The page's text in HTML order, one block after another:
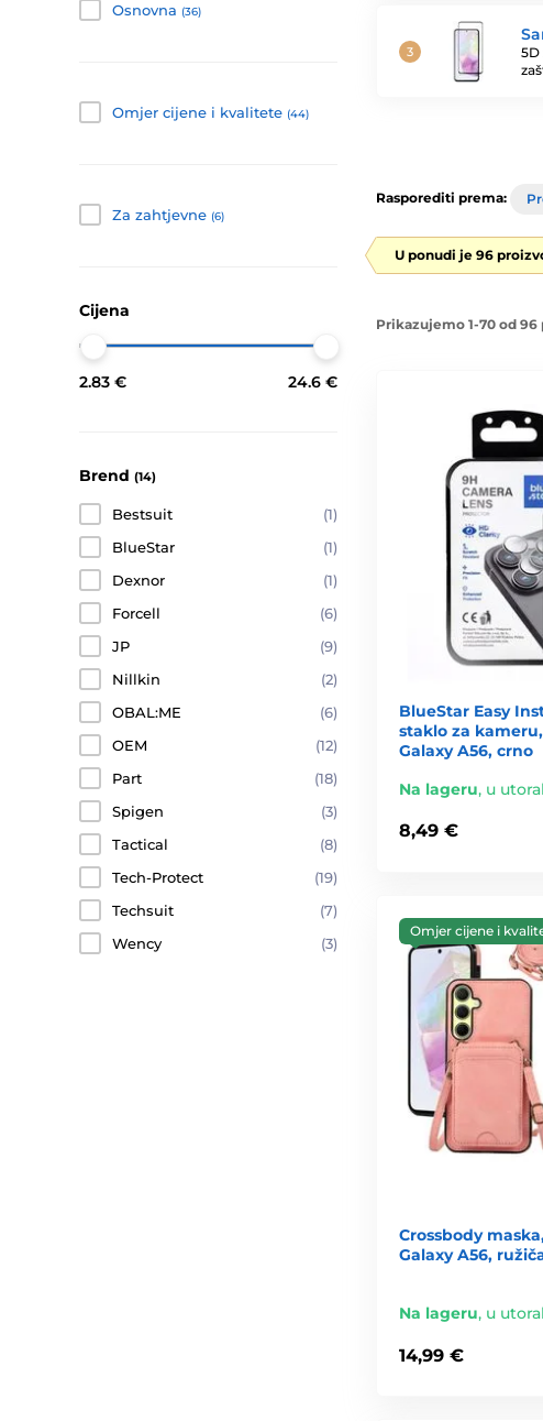
5D
Osnovna (36)
Omjer cijene i kvalitete (44)
Za zahtjevne (6)
Cijena
2.83 € 24.6 €
Brend (14)
Bestsuit
(1)
BlueStar
(1)
Dexnor
(1)
Forcell
(6)
JP
(9)
Nillkin
(2)
OBAL:ME
(6)
OEM
(12)
Part
(18)
Spigen
(3)
Tactical
(8)
Tech-Protect
(19)
Techsuit
(7)
Wency
(3)
Rasporediti prema:
U ponudi je 96
Prikazujemo 1-70 od 96
BlueStar Easy
staklo za
Galaxy A56, crno
Na lageru, u
8,49 €
Omjer cijene i
Crossbody
Galaxy A56,
Na lageru, u
14,99 €